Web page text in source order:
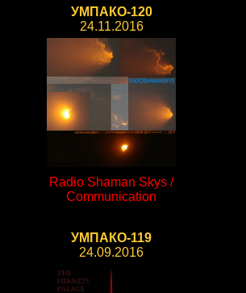
УМПАКО-120
24.11.2016
Radio Shaman Skys /
Communication
УМПАКО-119
24.09.2016